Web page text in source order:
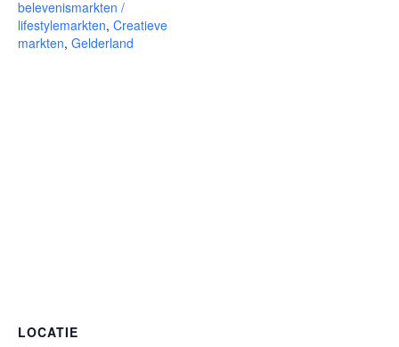
belevenismarkten /
lifestylemarkten, Creatieve
markten, Gelderland
LOCATIE